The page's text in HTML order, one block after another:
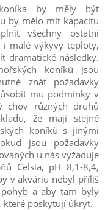
by měly být
by mělo mít kapacitu
všechny ostatní
i malé výkyvy teploty,
dramatické následky.
koníků jsou
znát požadavky
mu podmínky v
chov různých druhů
že mají stejné
koníků s jinými
jsou požadavky
u nás vyžaduje
Celsia, pH 8,1-8,4,
v akváriu nebyl příliš
a aby tam byly
které poskytují úkryt.